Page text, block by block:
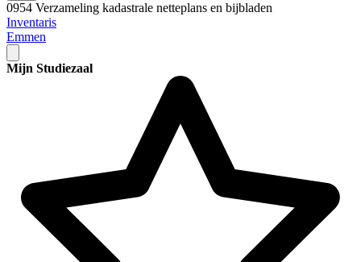
0954 Verzameling kadastrale netteplans en bijbladen
Inventaris
Emmen
Mijn Studiezaal